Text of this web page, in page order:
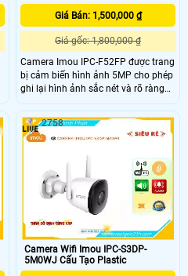
Giá Bán: 1,500,000 ₫
Giá gốc: 1,800,000 ₫
Camera Imou IPC-F52FP được trang
bị cảm biến hình ảnh 5MP cho phép
ghi lại hình ảnh sắc nét và rõ ràng
ngay cả trong điều kiện ánh sáng
yếu. Tính năng full color của camera
cho phép bạn theo dõi trong bóng
tối với khoảng cách lên đến 30 mét
mà vẫn có màu ban đêm Imou IPC-
F52FP thiết kế chắc chắn và hiện
đại phù hợp với nhiều môi trường,
camera này có khả năng hoạt động
ổn định ngay cả trong những điều
kiện thời tiết khắc nghiệt nhất như
mưa to hay bụi bẩn
Camera Wifi Imou IPC-S3DP-
5M0WJ Cấu Tạo Plastic
2758